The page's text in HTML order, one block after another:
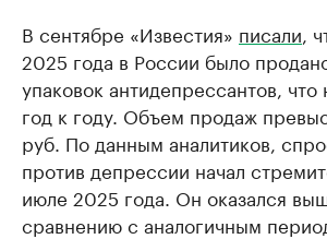
В сентябре «Известия» писали ,
2025 года в России было
упаковок антидепрессантов,
год к году. Объем продаж
руб. По данным аналитиков,
против депрессии начал
июле 2025 года. Он оказался
сравнению с аналогичным